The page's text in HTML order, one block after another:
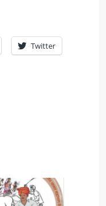
Twitter